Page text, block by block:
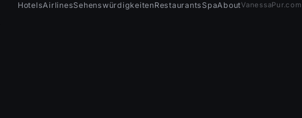
HotelsAirlinesSehenswürdigkeitenRestaurants SpaAboutVanessaPur.com